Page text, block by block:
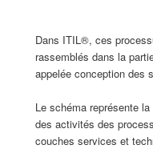
Dans ITIL®, ces
rassemblés dans la
appelée conception des
Le schéma représente
des activités des
couches services et